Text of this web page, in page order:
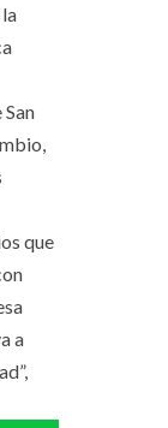
que
a